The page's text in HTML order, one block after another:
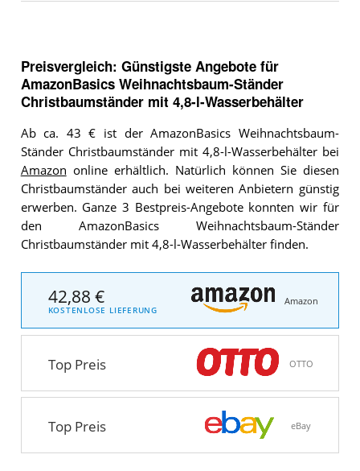
Preisvergleich: Günstigste Angebote für
AmazonBasics Weihnachtsbaum-Ständer
Christbaumständer mit 4,8-l-Wasserbehälter
Ab ca. 43 € ist der AmazonBasics Weihnachtsbaum-
Ständer Christbaumständer mit 4,8-l-Wasserbehälter bei
Amazon online erhältlich. Natürlich können Sie diesen
Christbaumständer auch bei weiteren Anbietern günstig
erwerben. Ganze 3 Bestpreis-Angebote konnten wir für
den AmazonBasics Weihnachtsbaum-Ständer
Christbaumständer mit 4,8-l-Wasserbehälter finden.
42,88 €
KOSTENLOSE LIEFERUNG
Amazon
Top Preis OTTO
Top Preis eBay